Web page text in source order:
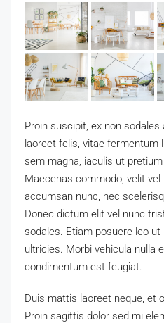
Proin suscipit, ex non
laoreet felis, vitae fermentum
sem magna, iaculis ut
Maecenas commodo, velit
accumsan nunc, nec
Donec dictum elit vel nunc
sodales. Etiam posuere leo ut
ultricies. Morbi vehicula nulla
condimentum est feugiat.
Duis mattis laoreet neque, et
Proin sagittis dolor sed mi